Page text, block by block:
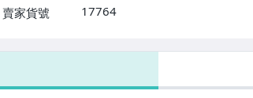
賣家貨號
17764
7-ELEVEN 運費只要38元